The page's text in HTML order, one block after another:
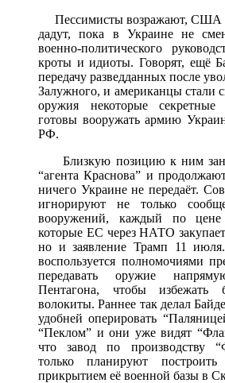
Пессимисты возражают, США
дадут, пока в Украине не
военно-политического
кроты и идиоты. Говорят, ещё
передачу разведданных после
Залужного, и американцы стали
оружия некоторые
готовы вооружать армию
РФ.
Близкую позицию к ним
“агента Краснова” и
ничего Украине не передаёт.
игнорируют не только
вооружений, каждый по
которые ЕС через НАТО
но и заявление Трамп 11
воспользуется полномочиями
передавать оружие
Пентагона, чтобы избежать
волокиты. Раннее так делал
удобней оперировать
“Пеклом” и они уже видят
что завод по производству
только планируют
прикрытием её военной базы в